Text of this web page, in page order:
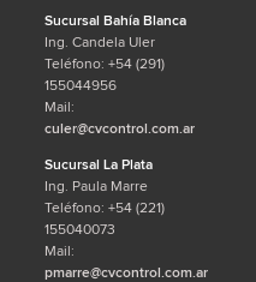
Sucursal Bahía Blanca
Ing. Candela Uler
Teléfono: +54 (291)
155044956
Mail:
culer@cvcontrol.com.ar
Sucursal La Plata
Ing. Paula Marre
Teléfono: +54 (221)
155040073
Mail:
pmarre@cvcontrol.com.ar